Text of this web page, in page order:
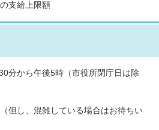
支給上限額
分から午後5時（市役所閉庁日は除
但し、混雑している場合はお待ちい